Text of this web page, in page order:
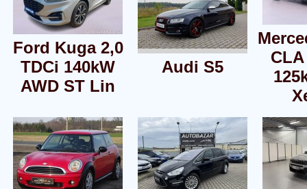
Ford Kuga 2,0
TDCi 140kW
AWD ST Lin
Audi S5